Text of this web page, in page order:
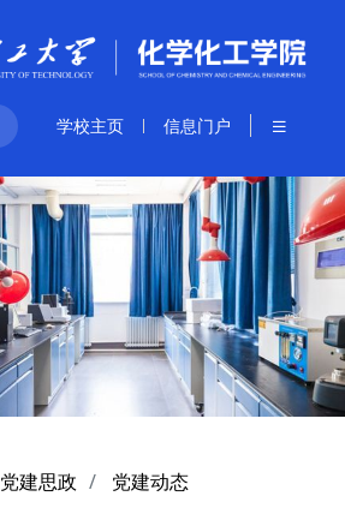
学校主页 信息门户
党建思政 党建动态